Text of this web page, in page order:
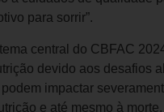
para sorrir”.
central do CBFAC
devido aos desafios
impactar
e até mesmo à